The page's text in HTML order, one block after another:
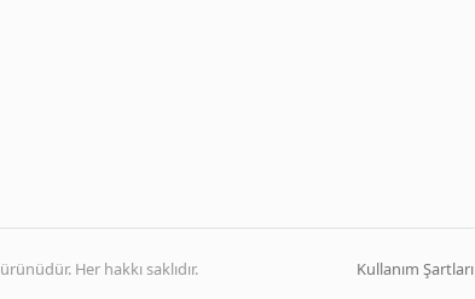
ürünüdür. Her hakkı saklıdır. Kullanım Şartları